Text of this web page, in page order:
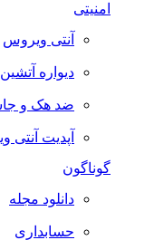
امنیتی
آنتی ویروس
دیواره آتشین
ضد هک و
آپدیت آنتی
گوناگون
دانلود مجله
حسابداری